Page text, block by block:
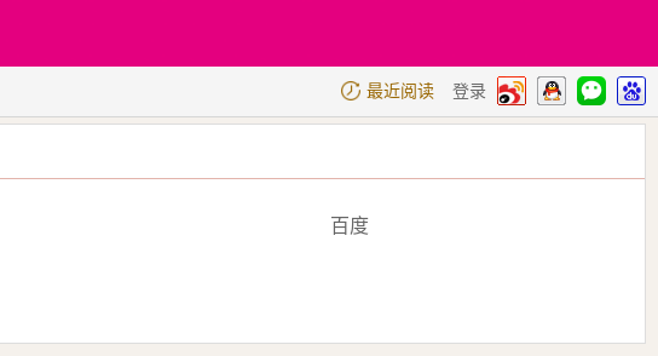
登录
最近阅读
百度